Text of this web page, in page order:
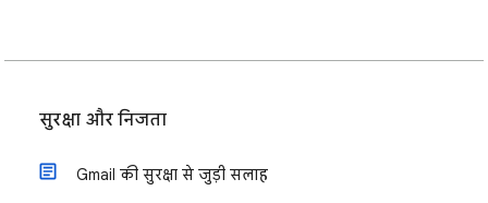
सुरक्षा और निजता
Gmail की सुरक्षा से जुड़ी सलाह